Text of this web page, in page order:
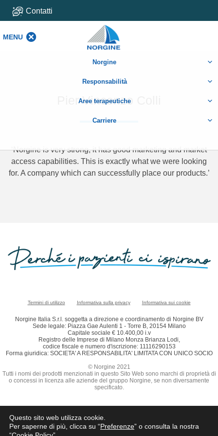
Contatti
MENU
Norgine
Responsabilità
Aree terapeutiche
Carriere
Pier Vincenzo Colli
‘Norgine is very strong, it has good marketing and market
access capabilities. This is exactly what we were looking
for. A company which can successfully place our products.’
Termini di utilizzo Informativa sulla privacy Informativa sui cookie
Norgine Italia S.r.l. soggetta a direzione e coordinamento di Norgine BV
Sede legale: Piazza Gae Aulenti 1 - Torre B, 20154 Milano
Capitale sociale € 10.400,00 i.v
Registro delle Imprese di Milano Monza Brianza Lodi,
codice fiscale e numero d'iscrizione: 11116290153
Forma giuridica: SOCIETA' A RESPONSABILITA' LIMITATA CON UNICO SOCIO
© Norgine 2021
Tutti i nomi dei prodotti menzionati in questo Sito Web sono marchi di proprietà di
o concessi in licenza alle aziende del gruppo Norgine, se non diversamente
specificato.
Questo sito web utilizza cookie.
Per saperne di più, clicca su “Preferenze” o consulta la nostra